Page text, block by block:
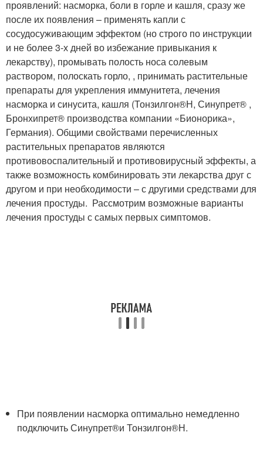
проявлений: насморка, боли в горле и кашля, сразу же
после их появления – применять капли с
сосудосуживающим эффектом (но строго по инструкции
и не более 3-х дней во избежание привыкания к
лекарству), промывать полость носа солевым
раствором, полоскать горло, , принимать растительные
препараты для укрепления иммунитета, лечения
насморка и синусита, кашля (Тонзилгон®Н, Синупрет® ,
Бронхипрет® производства компании «Бионорика»,
Германия). Общими свойствами перечисленных
растительных препаратов являются
противовоспалительный и противовирусный эффекты, а
также возможность комбинировать эти лекарства друг с
другом и при необходимости – с другими средствами для
лечения простуды. Рассмотрим возможные варианты
лечения простуды с самых первых симптомов.
При появлении насморка оптимально немедленно
подключить Синупрет®и Тонзилгон®Н.